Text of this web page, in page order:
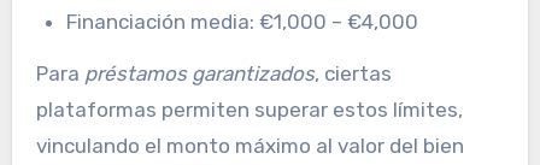
Financiación media: €1,000 – €4,000
Para préstamos garantizados, ciertas
plataformas permiten superar estos límites,
vinculando el monto máximo al valor del bien